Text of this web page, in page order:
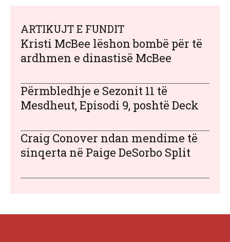
ARTIKUJT E FUNDIT
Kristi McBee lëshon bombë për të
ardhmen e dinastisë McBee
Përmbledhje e Sezonit 11 të
Mesdheut, Episodi 9, poshtë Deck
Craig Conover ndan mendime të
sinqerta në Paige DeSorbo Split